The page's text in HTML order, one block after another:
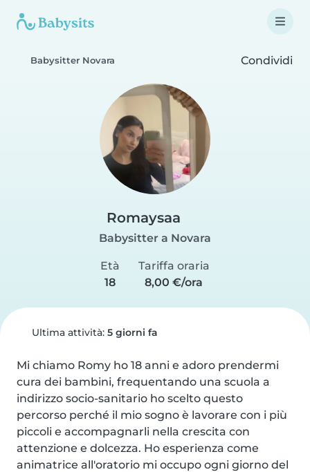
Babysitter Novara Condividi
Romaysaa
Babysitter a Novara
Età
18
Tariffa oraria
8,00 €/ora
Ultima attività: 5 giorni fa
Mi chiamo Romy ho 18 anni e adoro prendermi
cura dei bambini, frequentando una scuola a
indirizzo socio-sanitario ho scelto questo
percorso perché il mio sogno è lavorare con i più
piccoli e accompagnarli nella crescita con
attenzione e dolcezza. Ho esperienza come
animatrice all'oratorio mi occupo ogni giorno del